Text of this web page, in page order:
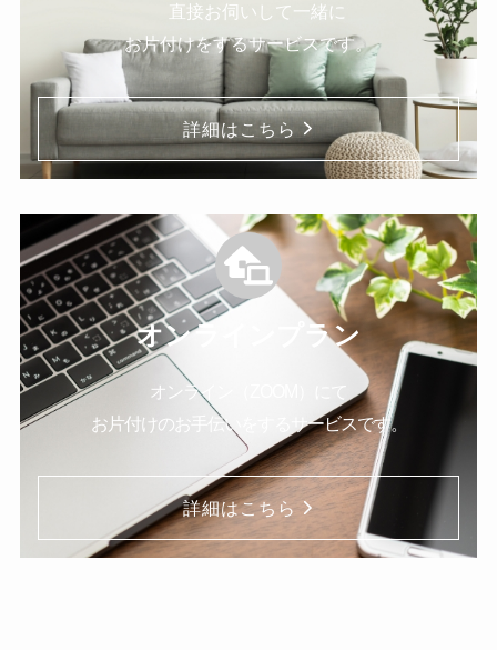
直接お伺いして一緒に
お片付けをするサービスです。
詳細はこちら
オンラインプラン
オンライン（ZOOM）にて
お片付けのお手伝いをするサービスです。
詳細はこちら